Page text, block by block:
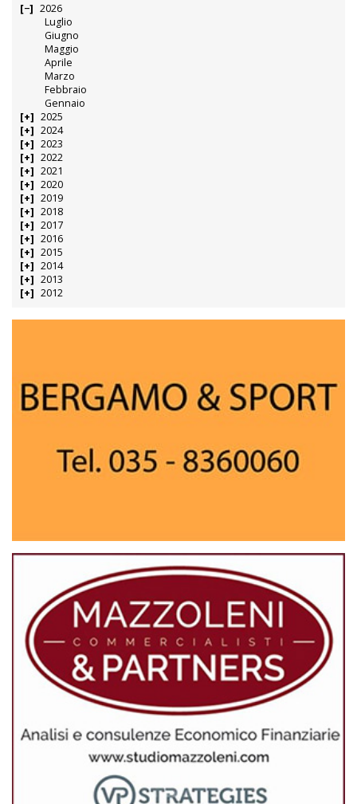
2026
Luglio
Giugno
Maggio
Aprile
Marzo
Febbraio
Gennaio
2025
2024
2023
2022
2021
2020
2019
2018
2017
2016
2015
2014
2013
2012